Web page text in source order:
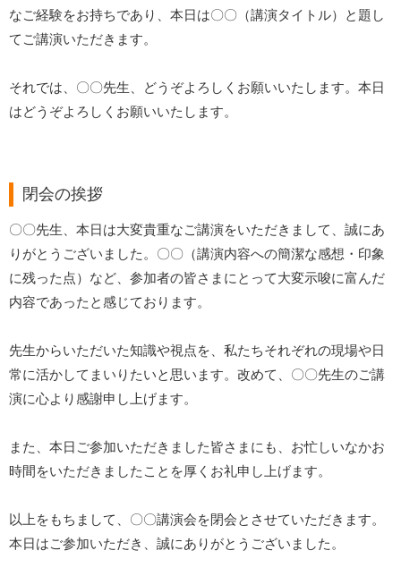
なご経験をお持ちであり、本日は〇〇（講演タイトル）と題し
てご講演いただきます。
それでは、〇〇先生、どうぞよろしくお願いいたします。本日
はどうぞよろしくお願いいたします。
閉会の挨拶
〇〇先生、本日は大変貴重なご講演をいただきまして、誠にあ
りがとうございました。〇〇（講演内容への簡潔な感想・印象
に残った点）など、参加者の皆さまにとって大変示唆に富んだ
内容であったと感じております。
先生からいただいた知識や視点を、私たちそれぞれの現場や日
常に活かしてまいりたいと思います。改めて、〇〇先生のご講
演に心より感謝申し上げます。
また、本日ご参加いただきました皆さまにも、お忙しいなかお
時間をいただきましたことを厚くお礼申し上げます。
以上をもちまして、〇〇講演会を閉会とさせていただきます。
本日はご参加いただき、誠にありがとうございました。